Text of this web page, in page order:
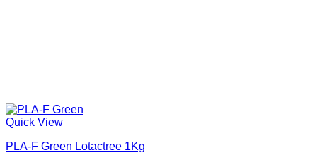
Quick View
PLA-F Green Lotactree 1Kg